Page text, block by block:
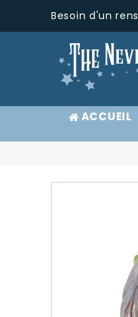
Besoin d'un
ACCUEIL